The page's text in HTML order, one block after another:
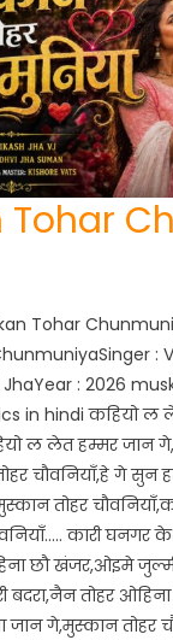
Tohar
Tohar
:
: 2026
in hindi कहियो ल
ल लेत हम्मर जान
चौवनियाँ,हे गे सुन
तोहर
कारी घनगर
छौ खंजर,ओइमे
बदरा,नैन तोहर
जान गे,मुस्कान तोहर